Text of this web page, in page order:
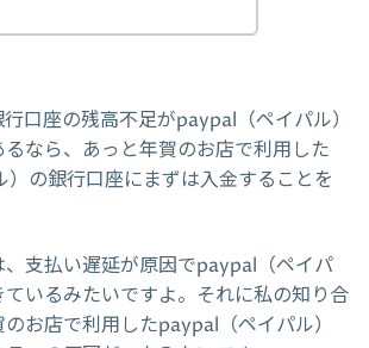
口座の残高不足がpaypal（ペイパル）
なら、あっと年賀のお店で利用した
の銀行口座にまずは入金することを
、支払い遅延が原因でpaypal（ペイパ
いるみたいですよ。それに私の知り合
お店で利用したpaypal（ペイパル）